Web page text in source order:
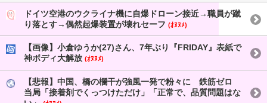
ドイツ空港のウクライナ機に自爆ドローン接近→職員が蹴
り落とす→偶然起爆装置が壊れセーフ (ｵﾇﾇﾒ)
【画像】小倉ゆうか(27)さん、7年ぶり『FRIDAY』表紙で
神ボディ大解放 (ｵﾇﾇﾒ)
【悲報】中国、橋の欄干が強風一発で粉々に 鉄筋ゼロ
当局「接着剤でくっつけただけ」「正常で、品質問題はな